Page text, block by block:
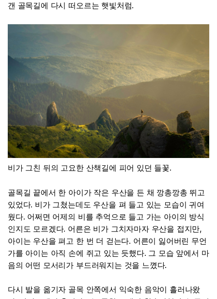
갠 골목길에 다시 떠오르는 햇빛처럼.
비가 그친 뒤의 고요한 산책길에 피어 있던 들꽃.
골목길 끝에서 한 아이가 작은 우산을 든 채 깡총깡총 뛰고
있었다. 비가 그쳤는데도 우산을 펴 들고 있는 모습이 귀여
웠다. 어쩌면 어제의 비를 추억으로 들고 가는 아이의 방식
인지도 모르겠다. 어른은 비가 그치자마자 우산을 접지만,
아이는 우산을 펴고 한 번 더 걷는다. 어른이 잃어버린 무언
가를 아이는 아직 손에 쥐고 있는 듯했다. 그 모습 앞에서 마
음의 어떤 모서리가 부드러워지는 것을 느꼈다.
다시 발을 옮기자 골목 안쪽에서 익숙한 음악이 흘러나왔